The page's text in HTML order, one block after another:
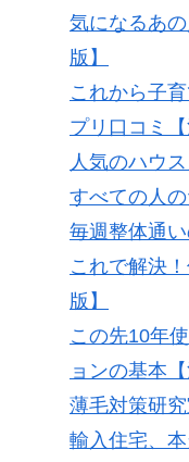
気になるあ
版】
これから子
プリ口コミ【
人気のハウ
すべての人
毎週整体通い
これで解決
版】
この先10年
ョンの基本【
薄毛対策研究
輸入住宅、